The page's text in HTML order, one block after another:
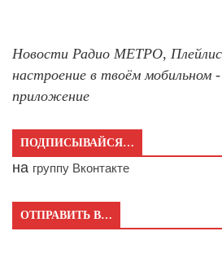
Новости Радио МЕТРО,
настроение в твоём мобильном
приложение
ПОДПИСЫВАЙСЯ…
на группу Вконтакте
ОТПРАВИТЬ В…